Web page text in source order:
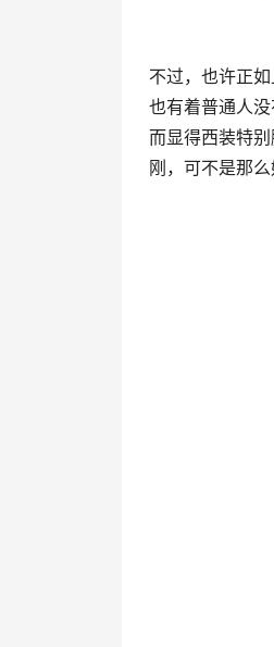
不过，也许正
也有着普通人
而显得西装特
刚，可不是那么